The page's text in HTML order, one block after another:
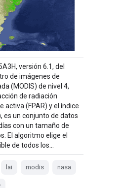
versión 6.1, del
de imágenes de
(MODIS) de nivel 4,
de radiación
(FPAR) y el índice
es un conjunto de datos
con un tamaño de
El algoritmo elige el
de todos los…
lai modis nasa